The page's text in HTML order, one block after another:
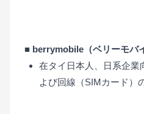
■ berrymobile（ベリーモバ
在タイ日本人、日系企業
よび回線（SIMカード）